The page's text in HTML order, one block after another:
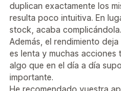
duplican exactamente los
resulta poco intuitiva. En
stock, acaba complicándola.
Además, el rendimiento
es lenta y muchas acciones
algo que en el día a día
importante.